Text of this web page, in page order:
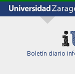
Boletín diario